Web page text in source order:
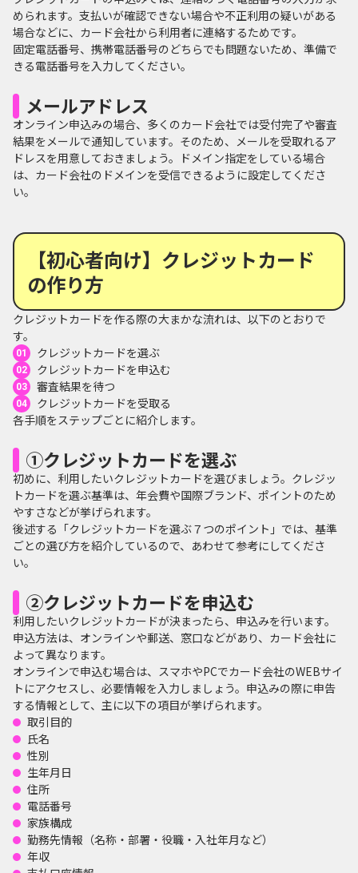
められます。支払いが確認できない場合や不正利用の疑いがある
場合などに、カード会社から利用者に連絡するためです。
固定電話番号、携帯電話番号のどちらでも問題ないため、準備で
きる電話番号を入力してください。
メールアドレス
オンライン申込みの場合、多くのカード会社では受付完了や審査
結果をメールで通知しています。そのため、メールを受取れるア
ドレスを用意しておきましょう。ドメイン指定をしている場合
は、カード会社のドメインを受信できるように設定してくださ
い。
【初心者向け】クレジットカード
の作り方
クレジットカードを作る際の大まかな流れは、以下のとおりで
す。
クレジットカードを選ぶ
クレジットカードを申込む
審査結果を待つ
クレジットカードを受取る
各手順をステップごとに紹介します。
①クレジットカードを選ぶ
初めに、利用したいクレジットカードを選びましょう。クレジッ
トカードを選ぶ基準は、年会費や国際ブランド、ポイントのため
やすさなどが挙げられます。
後述する「クレジットカードを選ぶ７つのポイント」では、基準
ごとの選び方を紹介しているので、あわせて参考にしてくださ
い。
②クレジットカードを申込む
利用したいクレジットカードが決まったら、申込みを行います。
申込方法は、オンラインや郵送、窓口などがあり、カード会社に
よって異なります。
オンラインで申込む場合は、スマホやPCでカード会社のWEBサイ
トにアクセスし、必要情報を入力しましょう。申込みの際に申告
する情報として、主に以下の項目が挙げられます。
取引目的
氏名
性別
生年月日
住所
電話番号
家族構成
勤務先情報（名称・部署・役職・入社年月など）
年収